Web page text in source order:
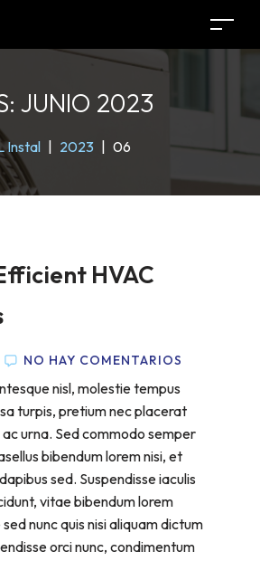
JUNIO 2023
Instal 2023 06
HVAC
NO HAY COMENTARIOS
nisl, molestie tempus
turpis, pretium nec placerat
urna. Sed commodo semper
bibendum lorem nisi, et
sed. Suspendisse iaculis
vitae bibendum lorem
nunc quis nisi aliquam dictum
orci nunc, condimentum